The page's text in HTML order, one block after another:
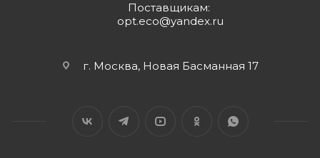
Поставщикам:
opt.eco@yandex.ru
г. Москва, Новая Басманная 17